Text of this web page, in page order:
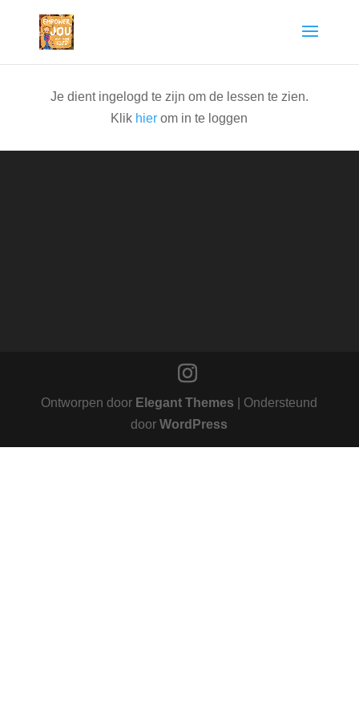
Je dient ingelogd te zijn om de lessen te zien.
Klik hier om in te loggen
Ontworpen door Elegant Themes | Ondersteund
doorWordPress